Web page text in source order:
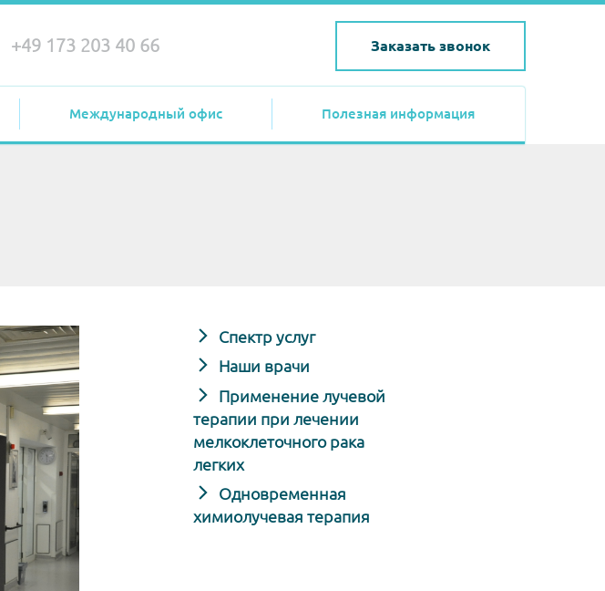
+49 173 203 40 66 Заказать звонок
Международный офис Полезная информация
Спектр услуг
Наши врачи
Применение лучевой
терапии при лечении
мелкоклеточного рака
легких
Одновременная
химиолучевая терапия